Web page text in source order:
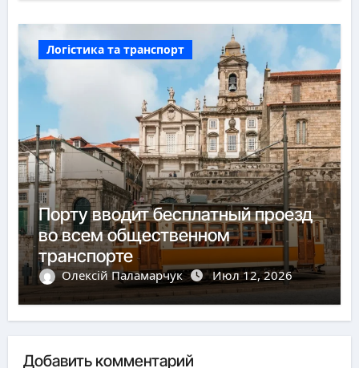
Логістика та транспорт
Порту вводит бесплатный проезд
во всем общественном
транспорте
Олексій Паламарчук Июл 12, 2026
Добавить комментарий